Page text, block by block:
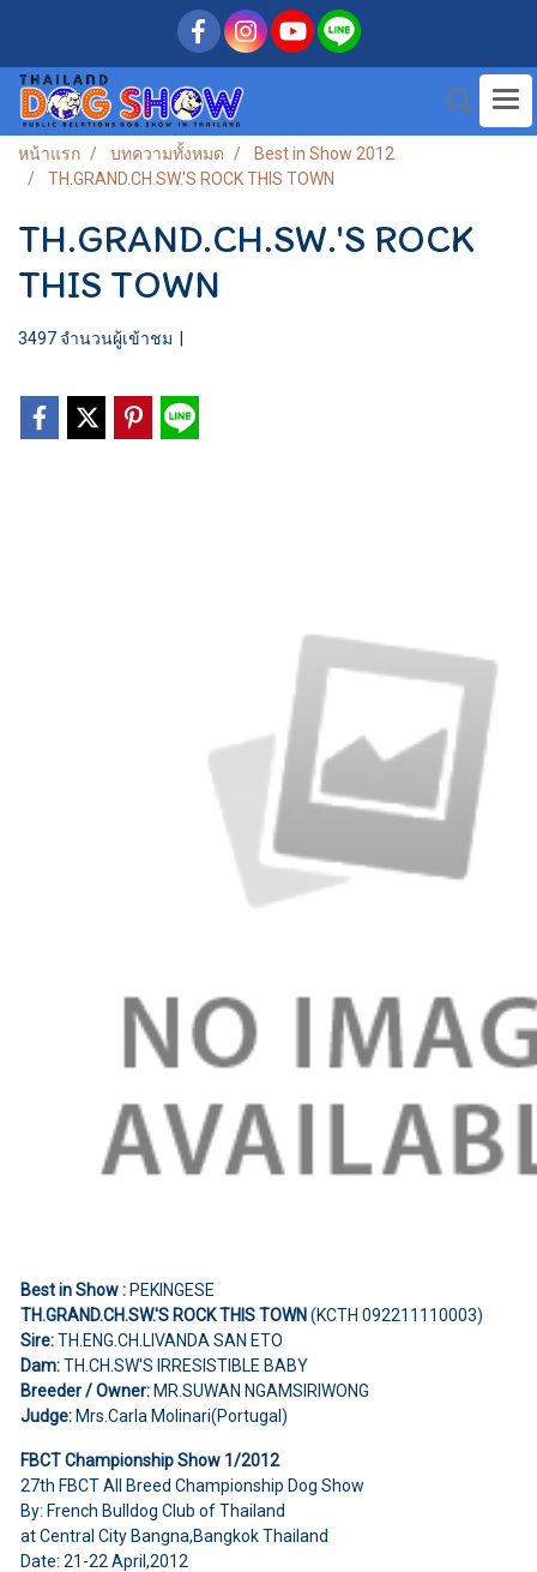
หน้าแรก บทความทั้งหมด
Best in Show 2012
TH.GRAND.CH.SW.'S ROCK THIS TOWN
TH.GRAND.CH.SW.'S ROCK
THIS TOWN
3497 จำนวนผู้เข้าชม
Best in Show :PEKINGESE
TH.GRAND.CH.SW.'S ROCK THIS TOWN(KCTH 092211110003)
Sire:TH.ENG.CH.LIVANDA SAN ETO
Dam:TH.CH.SW'S IRRESISTIBLE BABY
Breeder / Owner:MR.SUWAN NGAMSIRIWONG
Judge:Mrs.Carla Molinari(Portugal)
FBCT Championship Show 1/2012
27th FBCT All Breed Championship Dog Show
By: French Bulldog Club of Thailand
at Central City Bangna,Bangkok Thailand
Date: 21-22 April,2012